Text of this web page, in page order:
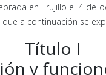
en Trujillo el 4 de
a continuación se
Título I
y